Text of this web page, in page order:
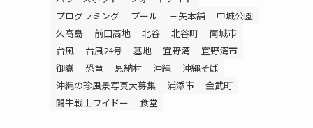
プログラミング
プール 三矢本舗
中城公園
久高島
前田高地 北谷 北谷町
南城市
台風
台風24号 基地 宜野湾
宜野湾市
御嶽
恐竜 恩納村 沖縄
沖縄そば
沖縄の珍風景写真大募集
浦添市
金武町
闘牛戦士ワイドー
食堂